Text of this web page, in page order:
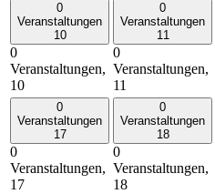
0
Veranstaltungen
10
0
Veranstaltungen,
10
0
Veranstaltungen
11
0
Veranstaltungen,
11
0
Veranstaltungen
17
0
Veranstaltungen,
17
0
Veranstaltungen
18
0
Veranstaltungen,
18